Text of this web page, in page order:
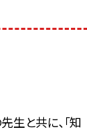
生と共に、「知